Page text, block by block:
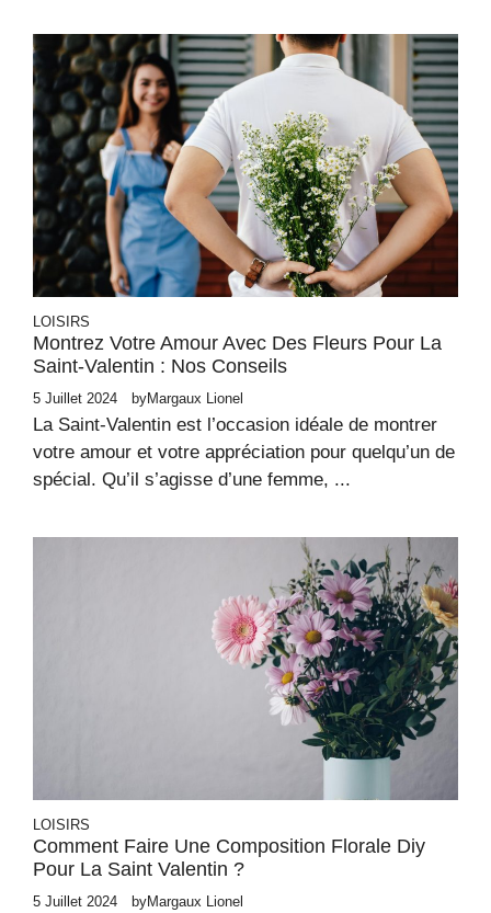
LOISIRS
Montrez Votre Amour Avec Des Fleurs Pour La
Saint-Valentin : Nos Conseils
5 Juillet 2024 byMargaux Lionel
La Saint-Valentin est l’occasion idéale de montrer
votre amour et votre appréciation pour quelqu’un de
spécial. Qu’il s’agisse d’une femme, ...
LOISIRS
Comment Faire Une Composition Florale Diy
Pour La Saint Valentin ?
5 Juillet 2024 byMargaux Lionel